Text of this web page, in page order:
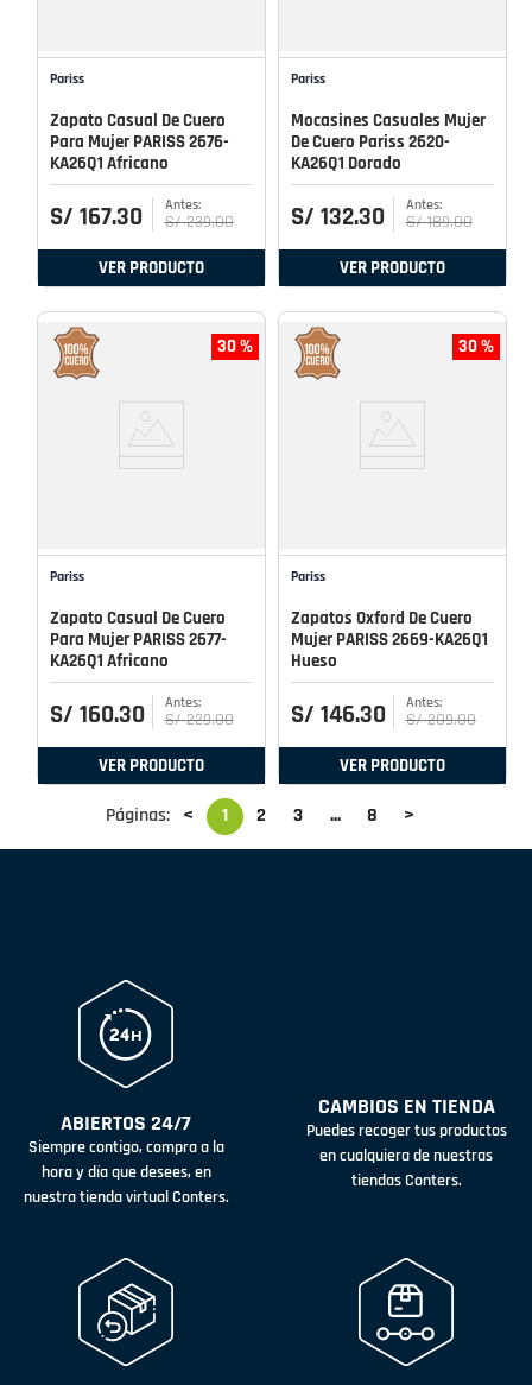
Pariss
Zapato Casual De Cuero
Para Mujer PARISS 2676-
KA26Q1 Africano
S/ 167.30 S/ 239.00
VER PRODUCTO
Pariss
Mocasines Casuales Mujer
De Cuero Pariss 2620-
KA26Q1 Dorado
S/ 132.30 S/ 189.00
VER PRODUCTO
30 %
Pariss
Zapato Casual De Cuero
Para Mujer PARISS 2677-
KA26Q1 Africano
S/ 160.30 S/ 229.00
VER PRODUCTO
30 %
Pariss
Zapatos Oxford De Cuero
Mujer PARISS 2669-KA26Q1
Hueso
S/ 146.30 S/ 209.00
VER PRODUCTO
Páginas: < 1 2 3 ... 8 >
ABIERTOS 24/7
Siempre contigo, compra a la
hora y día que desees, en
nuestra tienda virtual Conters.
CAMBIOS EN TIENDA
Puedes recoger tus productos
en cualquiera de nuestras
tiendas Conters.